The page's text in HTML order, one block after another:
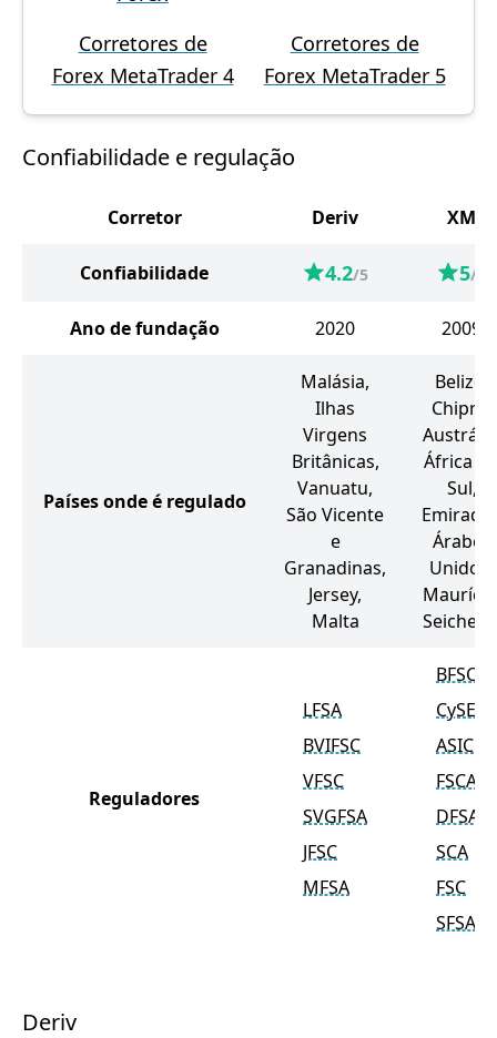
Corretores de
Forex MetaTrader 4
Corretores de
Forex MetaTrader 5
Confiabilidade e regulação
Corretor Deriv XM
Confiabilidade 4.2/5 5/5
Ano de fundação 2020 2009
Países onde é regulado
Malásia,
Ilhas
Virgens
Britânicas,
Vanuatu,
São Vicente
e
Granadinas,
Jersey,
Malta
Belize,
Chipre,
África
Sul,
Árabes
Unidos,
Reguladores
LFSA
BVIFSC
VFSC
SVGFSA
JFSC
MFSA
BFSC
CySEC
ASIC
FSCA
DFSA
SCA
FSC
SFSA
Deriv